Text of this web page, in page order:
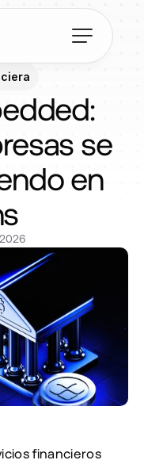
se
en
financieros